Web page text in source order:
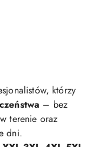
którzy
– bez
terenie oraz
dni.